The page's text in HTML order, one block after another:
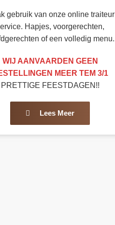
gebruik van onze online traiteur
Hapjes, voorgerechten,
of een volledig menu.
WIJ AANVAARDEN GEEN
MEER TEM 3/1
PRETTIGE FEESTDAGEN!!
Lees Meer